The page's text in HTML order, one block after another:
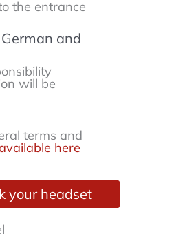
the entrance
and
will be
terms and
here
your headset